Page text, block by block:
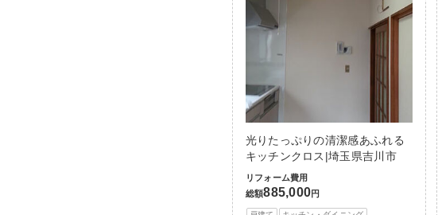
光りたっぷりの清潔感あふれる
キッチンクロス|埼玉県吉川市
リフォーム費用
総額885,000円